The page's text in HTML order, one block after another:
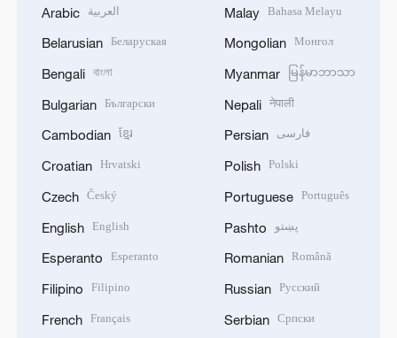
Arabic العربية
Belarusian Беларуская
Bengali বাংলা
Bulgarian Български
Cambodian ខ្មែរ
Croatian Hrvatski
Czech Český
English English
Esperanto Esperanto
Filipino Filipino
French Français
Malay Bahasa Melayu
Mongolian Монгол
Myanmar မြန်မာဘာသာ
Nepali नेपाली
Persian فارسی
Polish Polski
Portuguese Português
Pashto پښتو
Romanian Română
Russian Русский
Serbian Српски